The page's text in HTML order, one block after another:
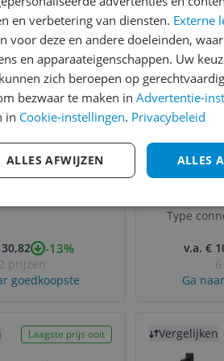
BS A41 Connect
Zwart
1.0
-13%
2 prijzen
goedkoopste
Vergelijken
HP Poly
4320
Type
v.a. €
Ga
Laagste prijs ooit Vergelijken
en verbetering van diensten. Externe
voor deze en andere doeleinden,
en apparaateigenschappen. Uw
zich beroepen op
bezwaar te maken in Advertentie-
in Cookie-instellingen. Privacybeleid
ALLES
ALLES AFWIJZEN